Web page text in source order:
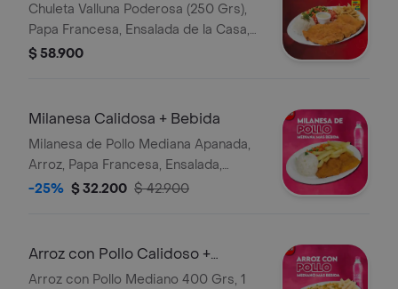
Chuleta Valluna Poderosa (250 Grs),
Papa Francesa, Ensalada de la Casa,
Porción de Arroz, Bebida Personal
$ 58.900
Milanesa Calidosa + Bebida
Milanesa de Pollo Mediana Apanada,
Arroz, Papa Francesa, Ensalada,
Bebida Personal
-25% $ 32.200 $ 42.900
Arroz con Pollo Calidoso +
Bebida
Arroz con Pollo Mediano 400 Grs, 1